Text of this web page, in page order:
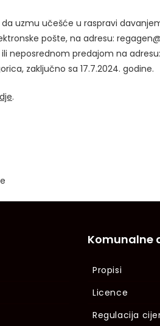
uzmu učešće u raspravi
pošte, na adresu:
neposrednom predajom na
zaključno sa 17.7.2024. godine.
.
Komunalne
Propisi
Licence
Regulacija